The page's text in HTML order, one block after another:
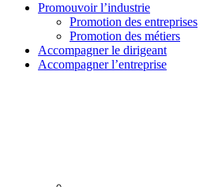
Promouvoir l’industrie
Promotion des entreprises
Promotion des métiers
Accompagner le dirigeant
Accompagner l’entreprise